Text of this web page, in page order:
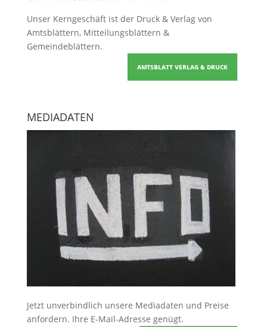
Unser Kerngeschäft ist der Druck & Verlag von
Amtsblättern, Mitteilungsblättern &
Gemeindeblättern.
AMTSBLATT VERLAG & DRUCK
MEDIADATEN
Jetzt unverbindlich unsere Mediadaten und Preise
anfordern. Ihre E-Mail-Adresse genügt.